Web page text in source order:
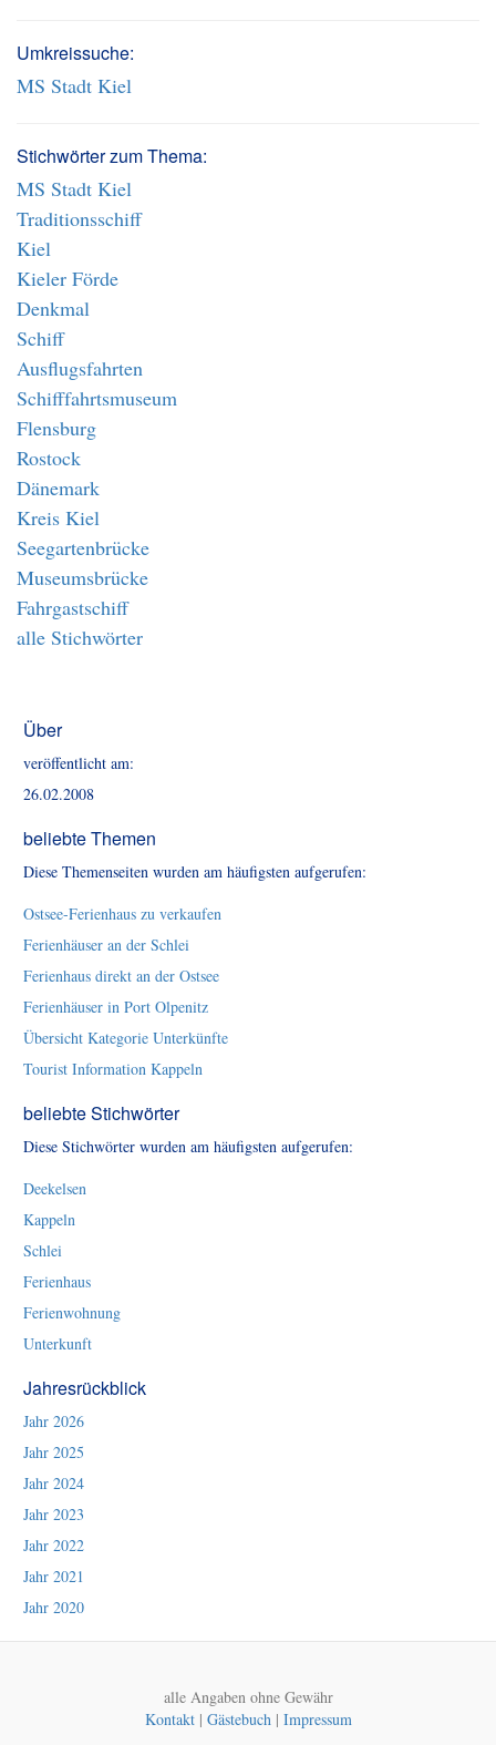
Umkreissuche:
MS Stadt Kiel
Stichwörter zum Thema:
MS Stadt Kiel
Traditionsschiff
Kiel
Kieler Förde
Denkmal
Schiff
Ausflugsfahrten
Schifffahrtsmuseum
Flensburg
Rostock
Dänemark
Kreis Kiel
Seegartenbrücke
Museumsbrücke
Fahrgastschiff
alle Stichwörter
Über
veröffentlicht am:
26.02.2008
beliebte Themen
Diese Themenseiten wurden am häufigsten aufgerufen:
Ostsee-Ferienhaus zu verkaufen
Ferienhäuser an der Schlei
Ferienhaus direkt an der Ostsee
Ferienhäuser in Port Olpenitz
Übersicht Kategorie Unterkünfte
Tourist Information Kappeln
beliebte Stichwörter
Diese Stichwörter wurden am häufigsten aufgerufen:
Deekelsen
Kappeln
Schlei
Ferienhaus
Ferienwohnung
Unterkunft
Jahresrückblick
Jahr 2026
Jahr 2025
Jahr 2024
Jahr 2023
Jahr 2022
Jahr 2021
Jahr 2020
alle Angaben ohne Gewähr
Kontakt| Gästebuch| Impressum